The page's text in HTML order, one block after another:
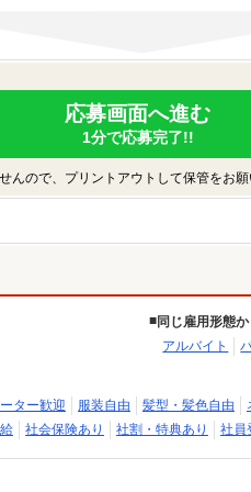
応募画面へ進む
1分で応募完了!!
ので、プリントアウトして保管をお願
同じ雇用形態
アルバイト
ター歓迎 服装自由 髪型・髪色自由
社会保険あり 社割・特典あり 社員